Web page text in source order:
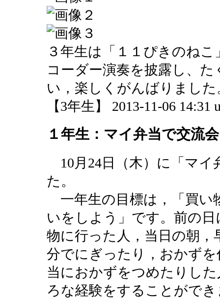
３年生は「１１ぴきのね
コーダー演奏を披露し、
い，楽しくがんばりました
【3年生】 2013-11-06 14:31
１年生：マイ弁当で交流会
10月24日（木）に「マイ
た。
一年生の目標は，「買い
いをしよう」です。前の
物に行った人，当日の朝
分でにぎったり，おかず
当におかずをつめたりし
ろな経験をすることがで